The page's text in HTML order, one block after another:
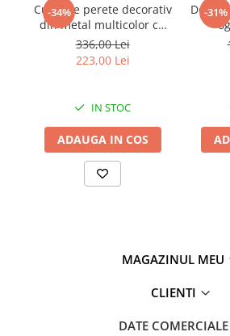
-34%
Cuier de perete decorativ
din metal multicolor cu
forme geometrice
artistice Galaxy 70 x 5.5 x
27.5 cm
336,00 Lei
223,00 Lei
IN STOC
ADAUGA IN COS
-31%
MAGAZINUL MEU
CLIENTI
DATE COMERCIALE